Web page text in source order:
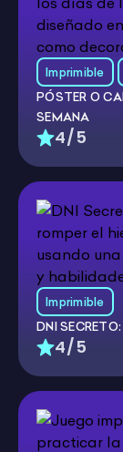
Imprimible
PÓSTER O
SEMANA
4/5
Imprimible
DNI
4/5